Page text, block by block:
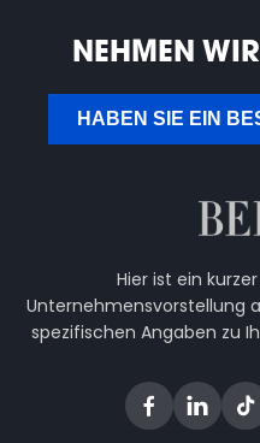
NEHMEN
HABEN SIE EIN
Hier ist ein
Unternehmensvorstellung
spezifischen Angaben zu